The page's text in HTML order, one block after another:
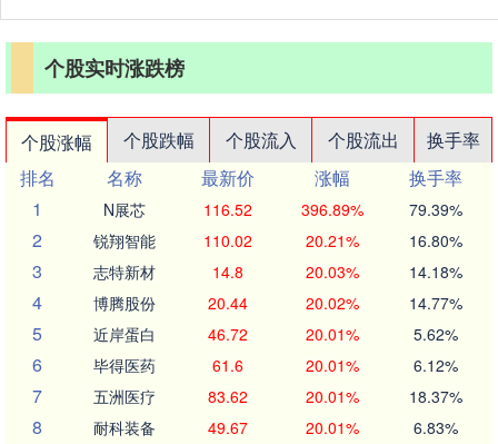
个股实时涨跌榜
个股涨幅 个股跌幅 个股流入 个股流出
换手率
排名
名称 最新价 涨幅
换手率
1
N展芯 116.52 396.89% 79.39%
2 锐翔智能 110.02 20.21% 16.80%
3 志特新材 14.8 20.03% 14.18%
4 博腾股份 20.44 20.02% 14.77%
5 近岸蛋白 46.72 20.01% 5.62%
6 毕得医药 61.6 20.01% 6.12%
7 五洲医疗 83.62 20.01% 18.37%
8 耐科装备 49.67 20.01% 6.83%